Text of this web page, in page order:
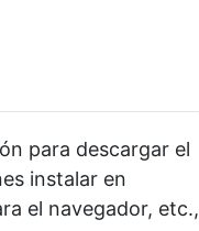
para descargar el
instalar en
el navegador, etc.,